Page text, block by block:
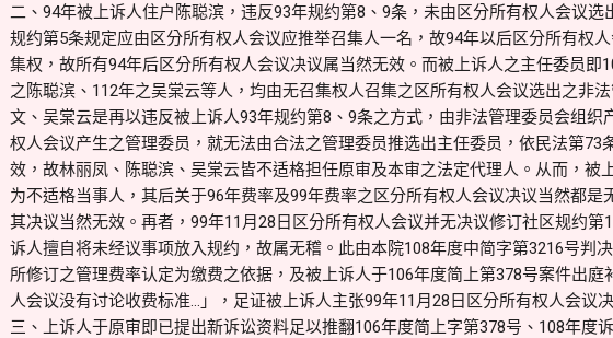
二、94年被上诉人住户陈聪滨，违反93年规约第8、9条，未由区分所有权人会议
规约第5条规定应由区分所有权人会议应推举召集人一名，故94年以后区分所有权
集权，故所有94年后区分所有权人会议决议属当然无效。而被上诉人之主任委员即
之陈聪滨、112年之吴棠云等人，均由无召集权人召集之区所有权人会议选出之非
文、吴棠云是再以违反被上诉人93年规约第8、9条之方式，由非法管理委员会组织
权人会议产生之管理委员，就无法由合法之管理委员推选出主任委员，依民法第73
效，故林丽凤、陈聪滨、吴棠云皆不适格担任原审及本审之法定代理人。从而，被
为不适格当事人，其后关于96年费率及99年费率之区分所有权人会议决议当然都是
其决议当然无效。再者，99年11月28日区分所有权人会议并无决议修订社区规约
诉人擅自将未经议事项放入规约，故属无稽。此由本院108年度中简字第3216号判
所修订之管理费率认定为缴费之依据，及被上诉人于106年度简上第378号案件出
人会议没有讨论收费标准…」，足证被上诉人主张99年11月28日区分所有权人会议
三、上诉人于原审即已提出新诉讼资料足以推翻106年度简上字第378号、108年度